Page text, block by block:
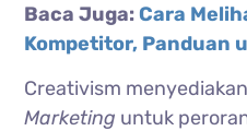
Baca Juga:Cara
Kompetitor, Panduan
Creativism
Marketing untuk